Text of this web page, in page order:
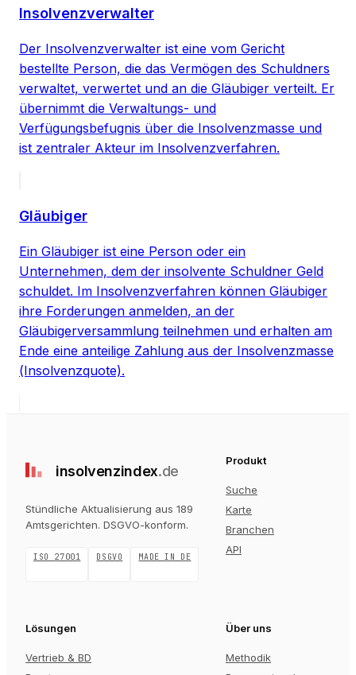
Insolvenzverwalter
Der Insolvenzverwalter ist eine vom Gericht
bestellte Person, die das Vermögen des Schuldners
verwaltet, verwertet und an die Gläubiger verteilt. Er
übernimmt die Verwaltungs- und
Verfügungsbefugnis über die Insolvenzmasse und
ist zentraler Akteur im Insolvenzverfahren.
Gläubiger
Ein Gläubiger ist eine Person oder ein
Unternehmen, dem der insolvente Schuldner Geld
schuldet. Im Insolvenzverfahren können Gläubiger
ihre Forderungen anmelden, an der
Gläubigerversammlung teilnehmen und erhalten am
Ende eine anteilige Zahlung aus der Insolvenzmasse
(Insolvenzquote).
insolvenzindex.de
Stündliche Aktualisierung aus 189
Amtsgerichten. DSGVO-konform.
ISO 27001 DSGVO MADE IN DE
Produkt
Suche
Karte
Branchen
API
Lösungen
Vertrieb & BD
Über uns
Methodik